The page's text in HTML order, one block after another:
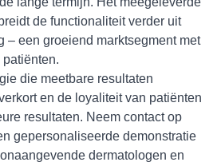
de functionaliteit verder uit
– een groeiend marktsegment met
die meetbare resultaten
en de loyaliteit van patiënten
resultaten. Neem contact op
gepersonaliseerde demonstratie
dermatologen en